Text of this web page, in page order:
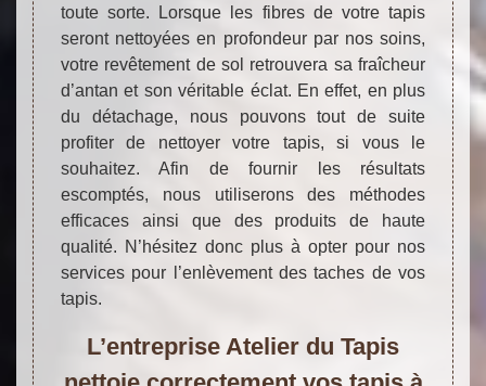
toute sorte. Lorsque les fibres de votre tapis
seront nettoyées en profondeur par nos soins,
votre revêtement de sol retrouvera sa fraîcheur
d’antan et son véritable éclat. En effet, en plus
du détachage, nous pouvons tout de suite
profiter de nettoyer votre tapis, si vous le
souhaitez. Afin de fournir les résultats
escomptés, nous utiliserons des méthodes
efficaces ainsi que des produits de haute
qualité. N’hésitez donc plus à opter pour nos
services pour l’enlèvement des taches de vos
tapis.
L’entreprise Atelier du Tapis